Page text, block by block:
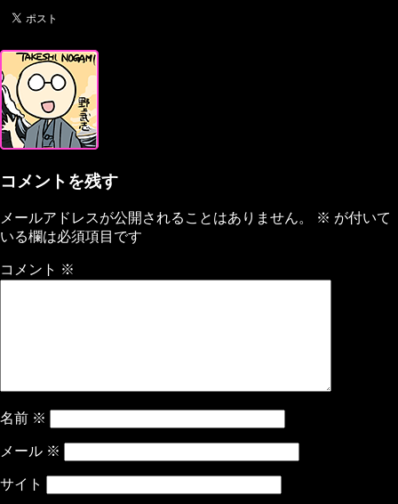
コメントを残す
メールアドレスが公開されることはありません。 ※ が付いて
いる欄は必須項目です
コメント ※
名前 ※
メール ※
サイト